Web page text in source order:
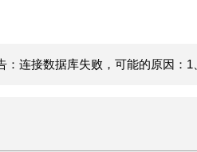
：连接数据库失败，可能的原因：1